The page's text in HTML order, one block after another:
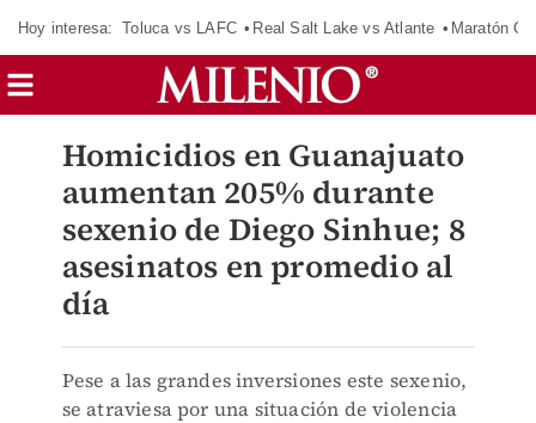
Hoy interesa: Toluca vs LAFC Real Salt Lake vs Atlante Maratón
Homicidios en Guanajuato
aumentan 205% durante
sexenio de Diego Sinhue; 8
asesinatos en promedio al
día
Pese a las grandes inversiones este sexenio,
se atraviesa por una situación de violencia